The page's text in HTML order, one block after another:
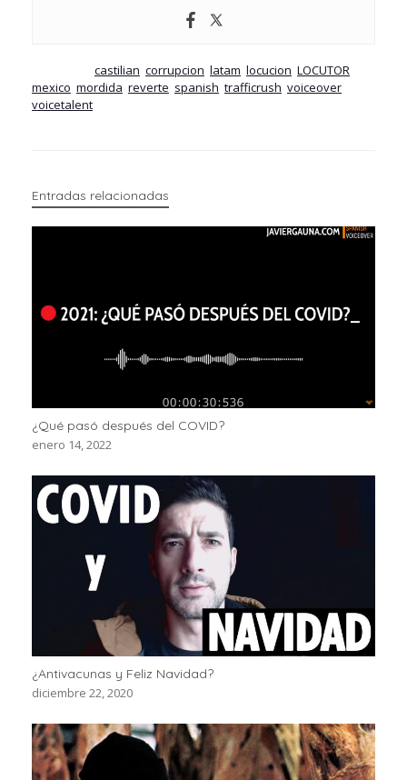
castilian corrupcion latam locucion LOCUTOR
mexico mordida reverte spanish trafficrush voiceover
voicetalent
Entradas relacionadas
¿Qué pasó después del COVID?
enero 14, 2022
¿Antivacunas y Feliz Navidad?
diciembre 22, 2020